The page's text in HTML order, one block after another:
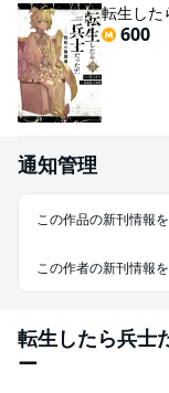
転生し
600
通知管理
この作品の新刊情報
この作者の新刊情報
転生したら兵
ー